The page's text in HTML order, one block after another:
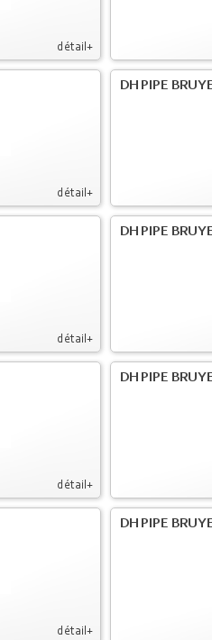
détail+
détail+
DH PIPE
détail+
DH PIPE
détail+
DH PIPE
détail+
DH PIPE